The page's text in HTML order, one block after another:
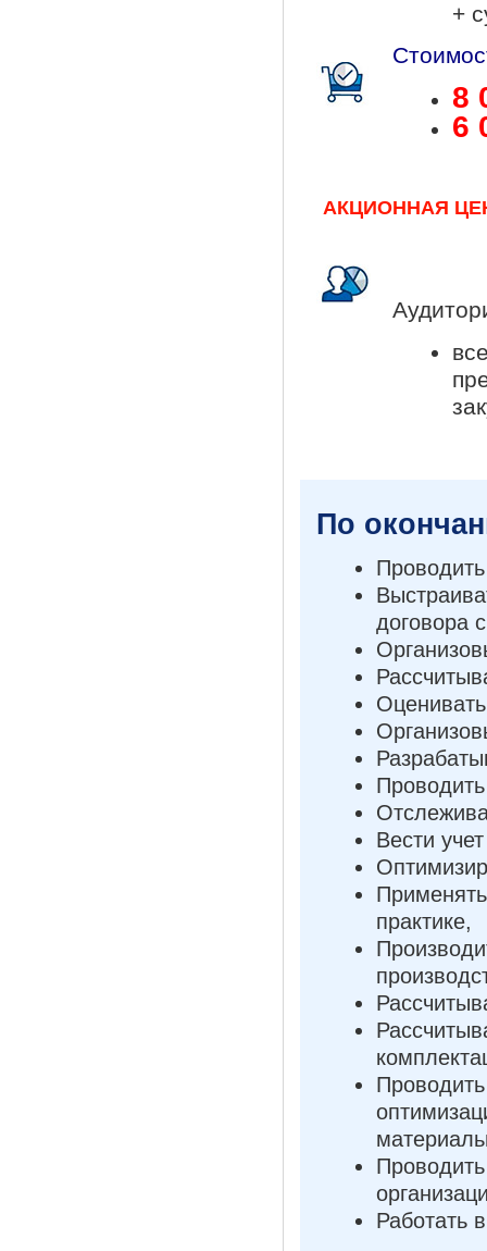
+
8
6
АКЦИОННАЯ
По
договора
Вести
практике,
Работать